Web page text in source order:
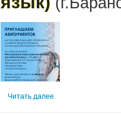
Читать далее